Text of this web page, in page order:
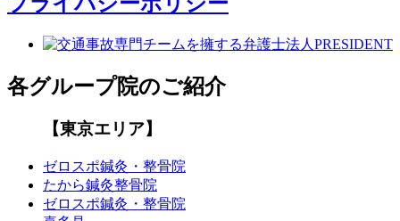
各グループ院のご紹介
【東京エリア】
ゼロスポ鍼灸・整骨院
たから鍼灸整骨院
ゼロスポ鍼灸・整骨院